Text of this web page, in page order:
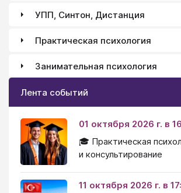
УПП, Синтон, Дистанция
Практическая психология
Занимательная психология
Лента событий
01 октября 2026 г. в
🎓 Практическая
и консультирование
11 октября 2026 г. в